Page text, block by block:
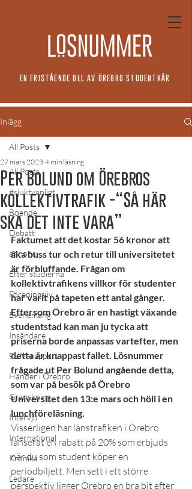
EN FRISTÅENDE DEL AV ÖREBRO STUDENTKÅR
Inlägg
All Posts
#sjuktvanligt
Boende
Debatt
annons
Efter studierna
Föreningsliv
Evenemang
Insändare
FUM-rapport
Händer i Örebro
Granskning
Intervju
International
Krönika
Ledare
All Posts
Per Bolund om Örebros
kollektivtrafik -“Så här
ska det inte vara”
27 mars 2023 4 min läsning
Faktumet att det kostar 56 kronor att
åka buss tur och retur till universitetet
är förbluffande. Frågan om
kollektivtrafikens villkor för studenter
har varit på tapeten ett antal gånger.
Eftersom Örebro är en hastigt växande
studentstad kan man ju tycka att
priserna borde anpassas vartefter, men
detta är knappast fallet. Lösnummer
frågade ut Per Bolund angående detta,
som var på besök på Örebro
Universitet den 13:e mars och höll i en
lunchföreläsning.
Visserligen har länstrafiken i Örebro
lanserat en rabatt på 20% som erbjuds
när du som student köper en
periodbiljett. Men sett i ett större
perspektiv ligger Örebro en bra bit efter